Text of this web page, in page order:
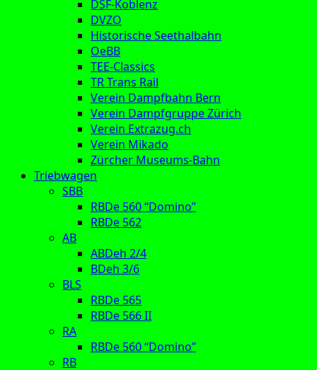
DSF-Koblenz
DVZO
Historische Seethalbahn
OeBB
TEE-Classics
TR Trans Rail
Verein Dampfbahn Bern
Verein Dampfgruppe Zürich
Verein Extrazug.ch
Verein Mikado
Zürcher Museums-Bahn
Triebwagen
SBB
RBDe 560 “Domino”
RBDe 562
AB
ABDeh 2/4
BDeh 3/6
BLS
RBDe 565
RBDe 566 II
RA
RBDe 560 “Domino”
RB